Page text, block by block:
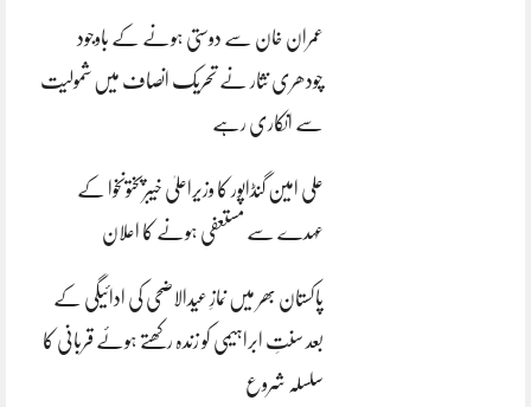
عمران خان سے دوستی ہونے کے باوجود
چودھری نثار نے تحریک انصاف میں شمولیت
سے انکاری رہے
علی امین گنڈاپور کا وزیراعلیٰ خیبرپختونخوا کے
عہدے سے مستعفی ہونے کا اعلان
پاکستان بھر میں نمازِ عیدالاضحی کی ادائیگی کے
بعد سنتِ ابراہیمی کو زندہ رکھتے ہوئے قربانی کا
سلسلہ شروع